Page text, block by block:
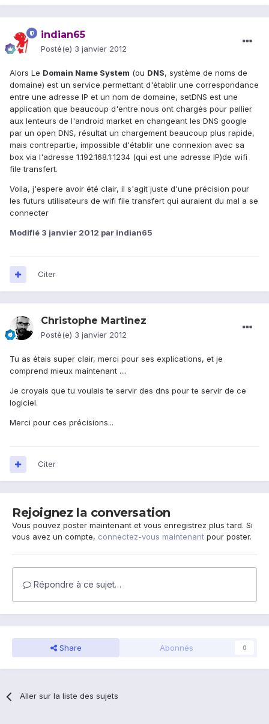
indian65
Posté(e) 3 janvier 2012
Alors Le Domain Name System (ou DNS, système de noms de
domaine) est un service permettant d'établir une correspondance
entre une adresse IP et un nom de domaine, setDNS est une
application que beaucoup d'entre nous ont chargés pour pallier
aux lenteurs de l'android market en changeant les DNS google
par un open DNS, résultat un chargement beaucoup plus rapide,
mais contrepartie, impossible d'établir une connexion avec sa
box via l'adresse 1.192.168.1:1234 (qui est une adresse IP)de wifi
file transfert.
Voila, j'espere avoir été clair, il s'agit juste d'une précision pour
les futurs utilisateurs de wifi file transfert qui auraient du mal a se
connecter
Modifié 3 janvier 2012 par indian65
Citer
Christophe Martinez
Posté(e) 3 janvier 2012
Tu as étais super clair, merci pour ses explications, et je
comprend mieux maintenant ....
Je croyais que tu voulais te servir des dns pour te servir de ce
logiciel.
Merci pour ces précisions...
Citer
Rejoignez la conversation
Vous pouvez poster maintenant et vous enregistrez plus tard. Si
vous avez un compte, connectez-vous maintenant pour poster.
Répondre à ce sujet…
Share Abonnés 0
Aller sur la liste des sujets